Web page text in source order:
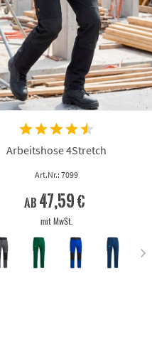
Arbeitshose 4Stretch
Art.Nr.: 7099
ab 47,59 €
mit MwSt.